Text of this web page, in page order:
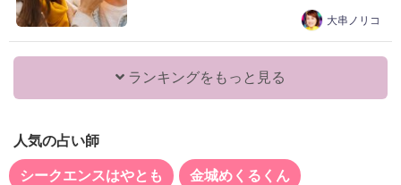
大串ノリコ
ランキングをもっと見る
人気の占い師
シークエンスはやとも 金城めくるくん